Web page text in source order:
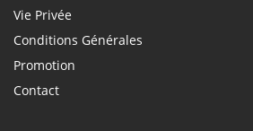
Vie Privée
Conditions Générales
Promotion
Contact